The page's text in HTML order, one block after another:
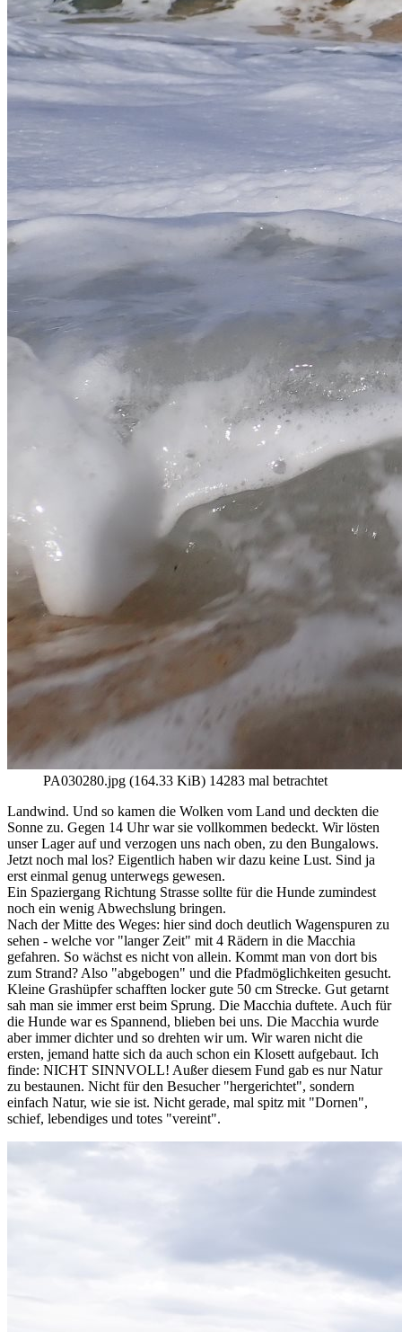
PA030280.jpg (164.33 KiB) 14283 mal betrachtet
Landwind. Und so kamen die Wolken vom Land und deckten die
Sonne zu. Gegen 14 Uhr war sie vollkommen bedeckt. Wir lösten
unser Lager auf und verzogen uns nach oben, zu den Bungalows.
Jetzt noch mal los? Eigentlich haben wir dazu keine Lust. Sind ja
erst einmal genug unterwegs gewesen.
Ein Spaziergang Richtung Strasse sollte für die Hunde zumindest
noch ein wenig Abwechslung bringen.
Nach der Mitte des Weges: hier sind doch deutlich Wagenspuren zu
sehen - welche vor "langer Zeit" mit 4 Rädern in die Macchia
gefahren. So wächst es nicht von allein. Kommt man von dort bis
zum Strand? Also "abgebogen" und die Pfadmöglichkeiten gesucht.
Kleine Grashüpfer schafften locker gute 50 cm Strecke. Gut getarnt
sah man sie immer erst beim Sprung. Die Macchia duftete. Auch für
die Hunde war es Spannend, blieben bei uns. Die Macchia wurde
aber immer dichter und so drehten wir um. Wir waren nicht die
ersten, jemand hatte sich da auch schon ein Klosett aufgebaut. Ich
finde: NICHT SINNVOLL! Außer diesem Fund gab es nur Natur
zu bestaunen. Nicht für den Besucher "hergerichtet", sondern
einfach Natur, wie sie ist. Nicht gerade, mal spitz mit "Dornen",
schief, lebendiges und totes "vereint".